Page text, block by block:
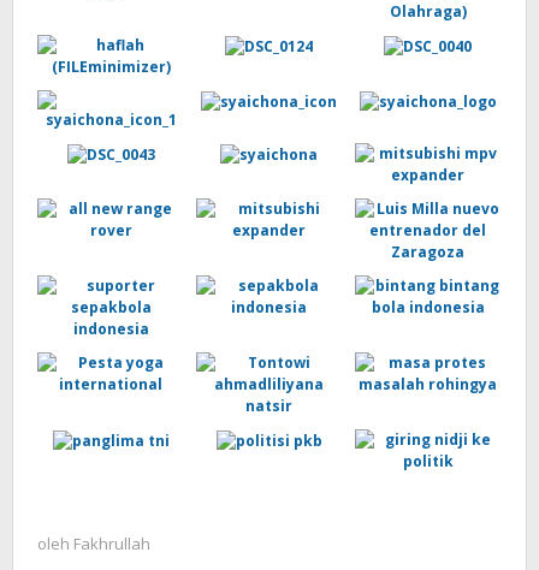
oleh Fakhrullah